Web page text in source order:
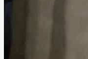
Quinta Turquesa es
instalaciones crean el
una velada